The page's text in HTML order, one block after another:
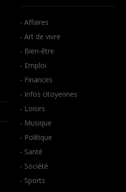
- Affaires
- Art de vivre
- Bien-être
- Emploi
- Finances
- Infos citoyennes
- Loisirs
- Musique
- Politique
- Santé
- Société
- Sports